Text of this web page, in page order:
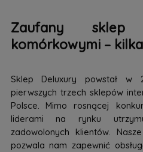
Zaufany
komórkowymi – kilka
Sklep Deluxury powstał
pierwszych trzech sklepów
Polsce. Mimo rosnącej
liderami na rynku
zadowolonych klientów.
pozwala nam zapewnić